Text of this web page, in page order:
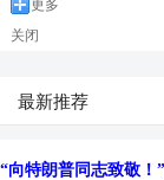
更多
关闭
最新推荐
“向特朗普同志致敬！